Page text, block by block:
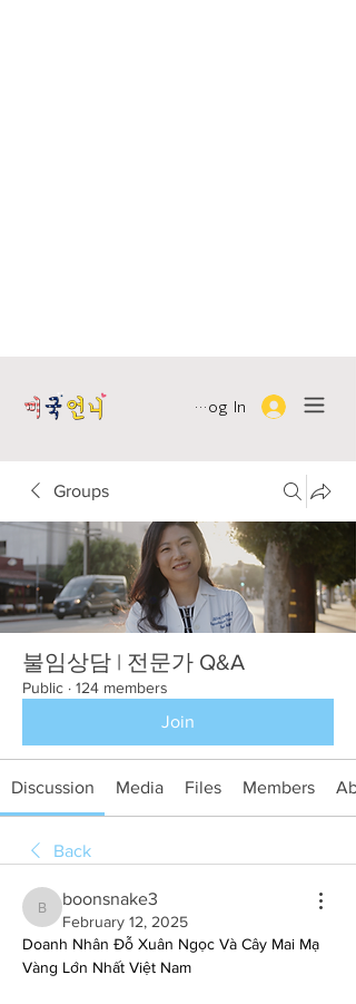
Log In
Groups
불임상담 | 전문가 Q&A
Public · 124 members
Join
Discussion Media Files Members
Back
boonsnake3
boonsnake3
February 12, 2025
Doanh Nhân Đỗ Xuân Ngọc Và Cây Mai Mạ
Vàng Lớn Nhất Việt Nam